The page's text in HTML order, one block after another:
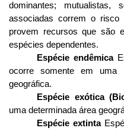
dominantes;
associadas correm o
provem recursos que são
espécies dependentes.
Espécie endêmica
ocorre somente em uma
geográfica.
Espécie exótica
uma determinada área
Espécie extinta